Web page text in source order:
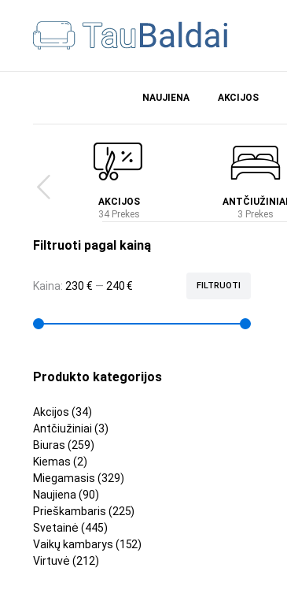
NAUJIENA AKCIJOS
AKCIJOS
34 Prekes
ANTČIUŽINIAI
3 Prekes
Filtruoti pagal kainą
FILTRUOTI
Kaina: 230 € — 240 €
Produkto kategorijos
Akcijos (34)
Antčiužiniai (3)
Biuras (259)
Kiemas (2)
Miegamasis (329)
Naujiena (90)
Prieškambaris (225)
Svetainė (445)
Vaikų kambarys (152)
Virtuvė (212)